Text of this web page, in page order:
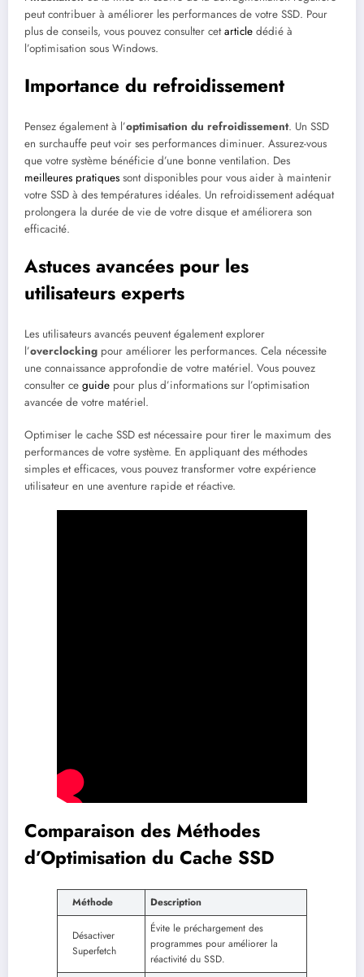
peut contribuer à améliorer les performances de votre SSD. Pour
plus de conseils, vous pouvez consulter cetarticle dédié à
l’optimisation sous Windows.
Importance du refroidissement
Pensez également à l’optimisation du refroidissement. Un SSD
en surchauffe peut voir ses performances diminuer. Assurez-vous
que votre système bénéficie d’une bonne ventilation. Des
meilleures pratiques sont disponibles pour vous aider à maintenir
votre SSD à des températures idéales. Un refroidissement adéquat
prolongera la durée de vie de votre disque et améliorera son
efficacité.
Astuces avancées pour les
utilisateurs experts
Les utilisateurs avancés peuvent également explorer
l’overclocking pour améliorer les performances. Cela nécessite
une connaissance approfondie de votre matériel. Vous pouvez
consulter ce guide pour plus d’informations sur l’optimisation
avancée de votre matériel.
Optimiser le cache SSD est nécessaire pour tirer le maximum des
performances de votre système. En appliquant des méthodes
simples et efficaces, vous pouvez transformer votre expérience
utilisateur en une aventure rapide et réactive.
Comparaison des Méthodes
d’Optimisation du Cache SSD
Méthode Description
Désactiver
Superfetch
Évite le préchargement des
programmes pour améliorer la
réactivité du SSD.